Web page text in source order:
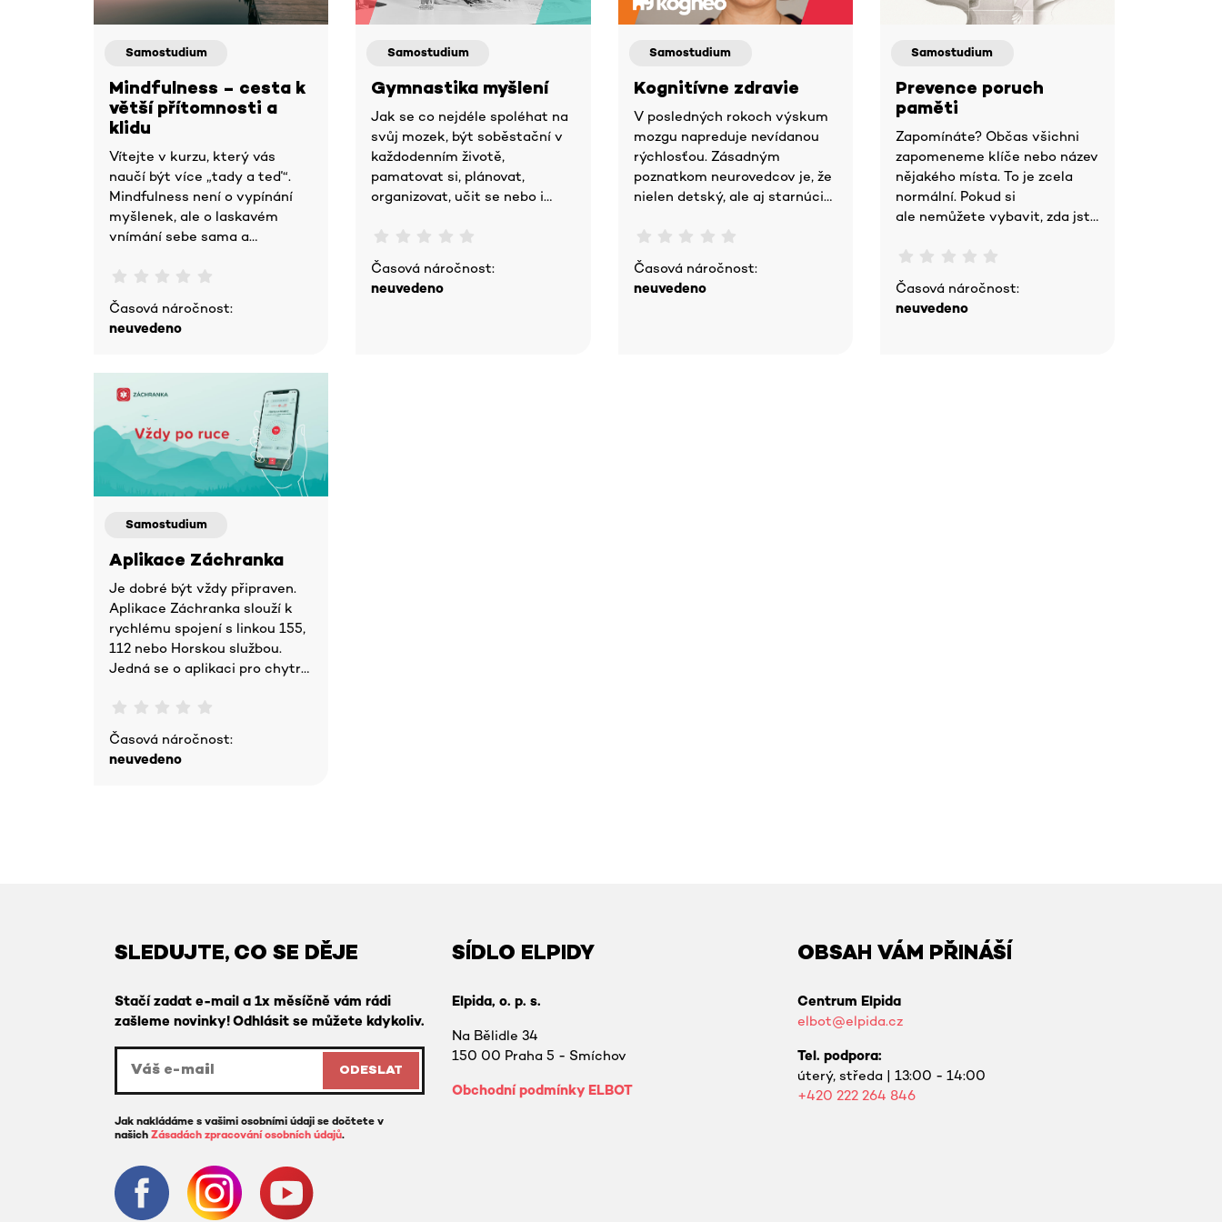
Samostudium
Mindfulness – cesta k
větší přítomnosti a
klidu
Vítejte v kurzu, který vás
naučí být více „tady a teď“.
Mindfulness není o vypínání
myšlenek, ale o laskavém
vnímání sebe sama a
Co vás čeká? 4 krátké lekce:
Texty,
Časová náročnost:
neuvedeno
Samostudium
Gymnastika myšlení
Jak se co nejdéle spoléhat na
svůj mozek, být soběstační v
každodenním životě,
pamatovat si, plánovat,
organizovat, učit se nebo i
školou, díky gymnastice
myšlení.
Časová náročnost:
neuvedeno
Samostudium
Kognitívne zdravie
V posledných rokoch výskum
mozgu napreduje nevídanou
rýchlosťou. Zásadným
poznatkom neurovedcov je, že
nielen detský, ale aj starnúci
prispôsobovať sa, len ho
musíme pravidel
Časová náročnost:
neuvedeno
Samostudium
Prevence poruch
paměti
Zapomínáte? Občas všichni
zapomeneme klíče nebo název
nějakého místa. To je zcela
normální. Pokud si
ale nemůžete vybavit, zda jste
najednou vzpomenout na
cestu, ktero
Časová náročnost:
neuvedeno
Samostudium
Aplikace Záchranka
Je dobré být vždy připraven.
Aplikace Záchranka slouží k
rychlému spojení s linkou 155,
112 nebo Horskou službou.
Jedná se o aplikaci pro chytré
telefon vlastníte a aplikac
Časová náročnost:
neuvedeno
SLEDUJTE, CO SE DĚJE
Stačí zadat e-mail a 1x měsíčně vám rádi
zašleme novinky! Odhlásit se můžete kdykoliv.
ODESLAT
Jak nakládáme s vašimi osobními údaji se dočtete v
našich Zásadách zpracování osobních údajů.
SÍDLO ELPIDY
Elpida, o. p. s.
Na Bělidle 34
150 00 Praha 5 - Smíchov
Obchodní podmínky ELBOT
OBSAH VÁM PŘINÁŠÍ
Centrum Elpida
elbot@elpida.cz
Tel. podpora:
úterý, středa | 13:00 - 14:00
+420 222 264 846